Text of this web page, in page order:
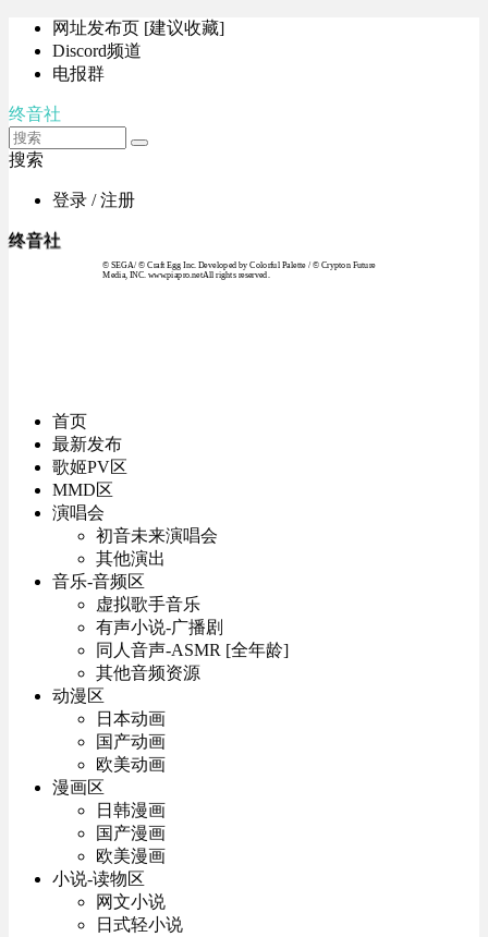
网址发布页 [建议收藏]
Discord频道
电报群
终音社
搜索
登录 / 注册
终音社
© SEGA / © Craft Egg Inc. Developed by Colorful Palette / © Crypton Future
Media, INC. www.piapro.netAll rights reserved.
首页
最新发布
歌姬PV区
MMD区
演唱会
初音未来演唱会
其他演出
音乐-音频区
虚拟歌手音乐
有声小说-广播剧
同人音声-ASMR [全年龄]
其他音频资源
动漫区
日本动画
国产动画
欧美动画
漫画区
日韩漫画
国产漫画
欧美漫画
小说-读物区
网文小说
日式轻小说